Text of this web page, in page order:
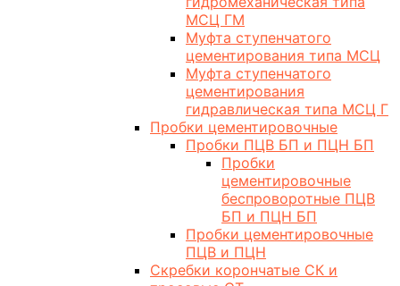
МСЦ ГМ
Муфта ступенчатого
цементирования типа МСЦ
Муфта ступенчатого
цементирования
гидравлическая типа МСЦ Г
Пробки цементировочные
Пробки ПЦВ БП и ПЦН БП
Пробки
цементировочные
беспроворотные ПЦВ
БП и ПЦН БП
Пробки цементировочные
ПЦВ и ПЦН
Скребки корончатые СК и